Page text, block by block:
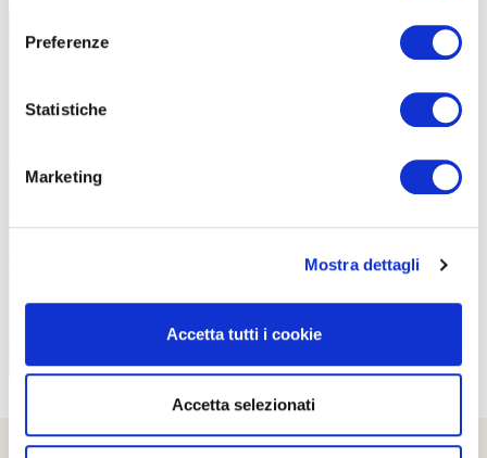
Preferenze
Statistiche
Marketing
Mostra dettagli
Accetta tutti i cookie
Accetta selezionati